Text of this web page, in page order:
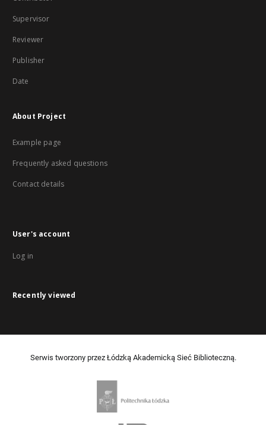
Supervisor
Reviewer
Publisher
Date
About Project
Example page
Frequently asked questions
Contact details
User's account
Log in
Recently viewed
Serwis tworzony przez Łódzką Akademicką Sieć Biblioteczną.